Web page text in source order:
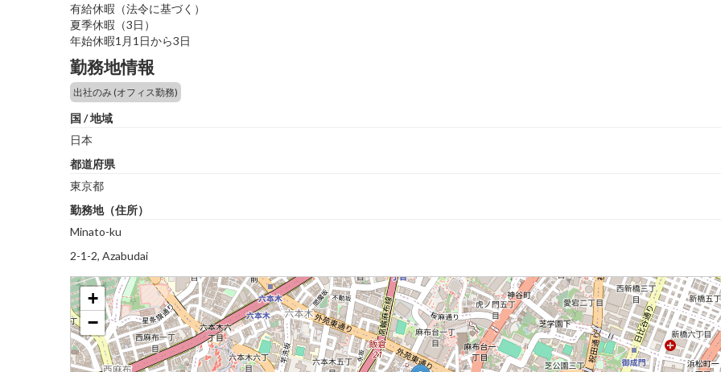
有給休暇（法令に基づく）
夏季休暇（3日）
年始休暇1月1日から3日
勤務地情報
出社のみ (オフィス勤務)
国 / 地域
日本
都道府県
東京都
勤務地（住所）
Minato-ku
2-1-2, Azabudai
+
−